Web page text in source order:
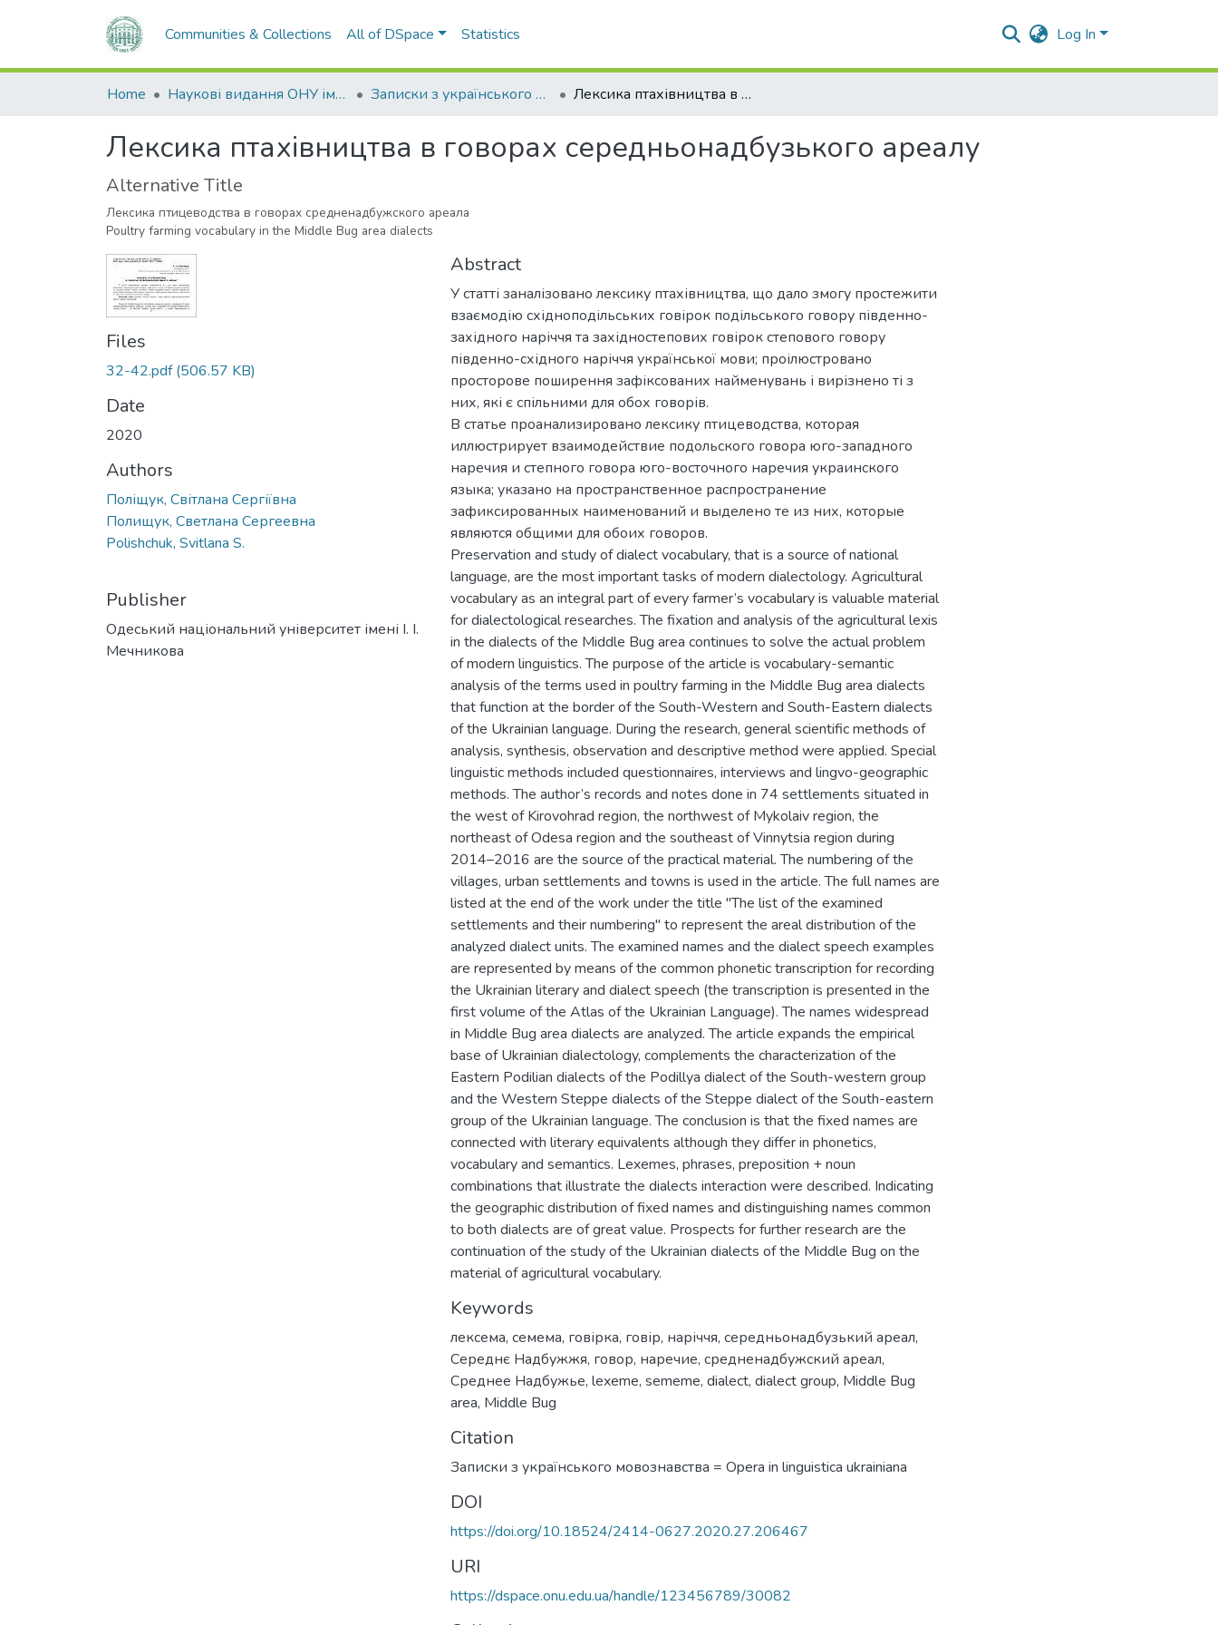
Communities & Collections All of DSpace Statistics Log In
Home Наукові видання ОНУ імені І. І. Мечникова Записки з українського мовознавства Лексика птахівництва в говорах середньонадбузького ареалу
Лексика птахівництва в говорах середньонадбузького ареалу
Alternative Title
Лексика птицеводства в говорах средненадбужского ареала
Poultry farming vocabulary in the Middle Bug area dialects
Files
32-42.pdf(506.57 KB)
Date
2020
Authors
Поліщук, Світлана Сергіївна
Полищук, Светлана Сергеевна
Polishchuk, Svitlana S.
Publisher
Одеський національний університет імені І. І.
Мечникова
Abstract
У статті заналізовано лексику птахівництва, що дало змогу простежити
взаємодію східноподільських говірок подільського говору південно-
західного наріччя та західностепових говірок степового говору
південно-східного наріччя української мови; проілюстровано
просторове поширення зафіксованих найменувань і вирізнено ті з
них, які є спільними для обох говорів.
В статье проанализировано лексику птицеводства, которая
иллюстрирует взаимодействие подольского говора юго-западного
наречия и степного говора юго-восточного наречия украинского
языка; указано на пространственное распространение
зафиксированных наименований и выделено те из них, которые
являются общими для обоих говоров.
Preservation and study of dialect vocabulary, that is a source of national
language, are the most important tasks of modern dialectology. Agricultural
vocabulary as an integral part of every farmer’s vocabulary is valuable material
for dialectological researches. The fixation and analysis of the agricultural lexis
in the dialects of the Middle Bug area continues to solve the actual problem
of modern linguistics. The purpose of the article is vocabulary-semantic
analysis of the terms used in poultry farming in the Middle Bug area dialects
that function at the border of the South-Western and South-Eastern dialects
of the Ukrainian language. During the research, general scientific methods of
analysis, synthesis, observation and descriptive method were applied. Special
linguistic methods included questionnaires, interviews and lingvo-geographic
methods. The author’s records and notes done in 74 settlements situated in
the west of Kirovohrad region, the northwest of Mykolaiv region, the
northeast of Odesa region and the southeast of Vinnytsia region during
2014–2016 are the source of the practical material. The numbering of the
villages, urban settlements and towns is used in the article. The full names are
listed at the end of the work under the title "The list of the examined
settlements and their numbering" to represent the areal distribution of the
analyzed dialect units. The examined names and the dialect speech examples
are represented by means of the common phonetic transcription for recording
the Ukrainian literary and dialect speech (the transcription is presented in the
first volume of the Atlas of the Ukrainian Language). The names widespread
in Middle Bug area dialects are analyzed. The article expands the empirical
base of Ukrainian dialectology, complements the characterization of the
Eastern Podilian dialects of the Podillya dialect of the South-western group
and the Western Steppe dialects of the Steppe dialect of the South-eastern
group of the Ukrainian language. The conclusion is that the fixed names are
connected with literary equivalents although they differ in phonetics,
vocabulary and semantics. Lexemes, phrases, preposition + noun
combinations that illustrate the dialects interaction were described. Indicating
the geographic distribution of fixed names and distinguishing names common
to both dialects are of great value. Prospects for further research are the
continuation of the study of the Ukrainian dialects of the Middle Bug on the
material of agricultural vocabulary.
Keywords
лексема, семема, говірка, говір, наріччя, середньонадбузький ареал,
Середнє Надбужжя, говор, наречие, средненадбужский ареал,
Среднее Надбужье, lexeme, sememe, dialect, dialect group, Middle Bug
area, Middle Bug
Citation
Записки з українського мовознавства = Opera in linguistica ukrainiana
DOI
https://doi.org/10.18524/2414-0627.2020.27.206467
URI
https://dspace.onu.edu.ua/handle/123456789/30082